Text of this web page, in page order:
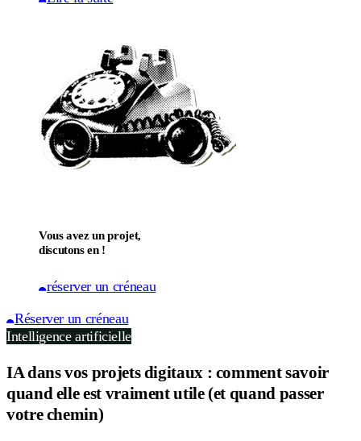
Vous avez un projet,
discutons en !
réserver un créneau
Réserver un créneau
Intelligence artificielle
IA dans vos projets digitaux : comment savoir
quand elle est vraiment utile (et quand passer
votre chemin)